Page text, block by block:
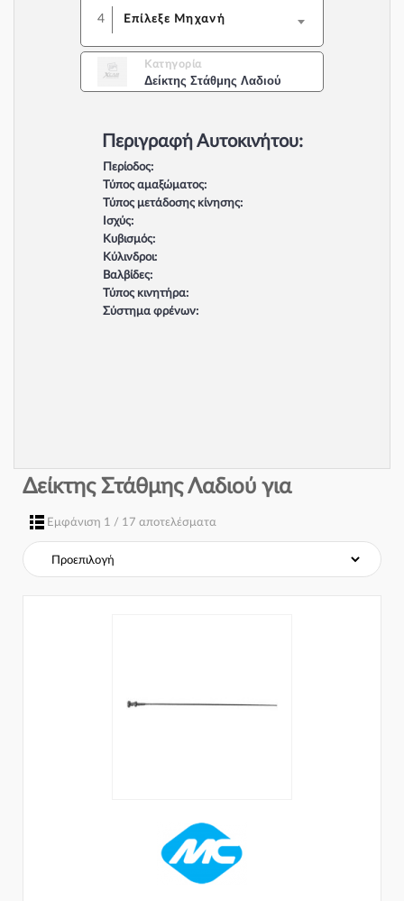
4 Επίλεξε Μηχανή
Κατηγορία
Δείκτης Στάθμης Λαδιού
Περιγραφή Αυτοκινήτου:
Περίοδος:
Τύπος αμαξώματος:
Τύπος μετάδοσης κίνησης:
Ισχύς:
Κυβισμός:
Κύλινδροι:
Βαλβίδες:
Τύπος κινητήρα:
Σύστημα φρένων:
Δείκτης Στάθμης Λαδιού για
Εμφάνιση 1 / 17 αποτελέσματα